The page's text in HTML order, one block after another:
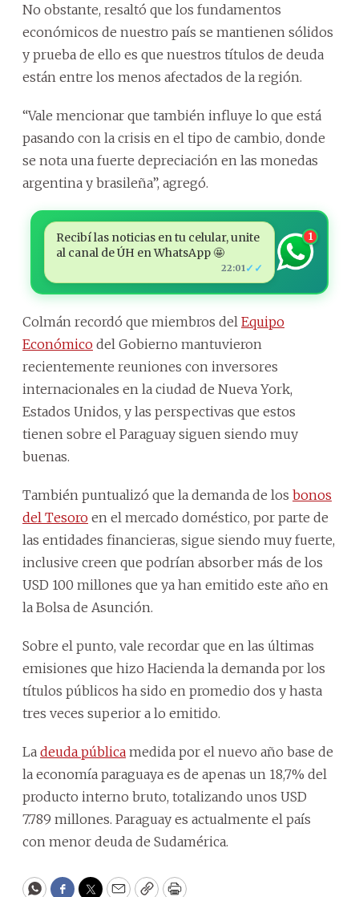
No obstante, resaltó que los fundamentos
económicos de nuestro país se mantienen sólidos
y prueba de ello es que nuestros títulos de deuda
están entre los menos afectados de la región.
“Vale mencionar que también influye lo que está
pasando con la crisis en el tipo de cambio, donde
se nota una fuerte depreciación en las monedas
argentina y brasileña”, agregó.
Recibí las noticias en tu celular, unite
al canal de ÚH en WhatsApp 🤩
22:01 ✓✓
1
Colmán recordó que miembros del Equipo
Económico del Gobierno mantuvieron
recientemente reuniones con inversores
internacionales en la ciudad de Nueva York,
Estados Unidos, y las perspectivas que estos
tienen sobre el Paraguay siguen siendo muy
buenas.
También puntualizó que la demanda de los bonos
del Tesoro en el mercado doméstico, por parte de
las entidades financieras, sigue siendo muy fuerte,
inclusive creen que podrían absorber más de los
USD 100 millones que ya han emitido este año en
la Bolsa de Asunción.
Sobre el punto, vale recordar que en las últimas
emisiones que hizo Hacienda la demanda por los
títulos públicos ha sido en promedio dos y hasta
tres veces superior a lo emitido.
La deuda pública medida por el nuevo año base de
la economía paraguaya es de apenas un 18,7% del
producto interno bruto, totalizando unos USD
7.789 millones. Paraguay es actualmente el país
con menor deuda de Sudamérica.